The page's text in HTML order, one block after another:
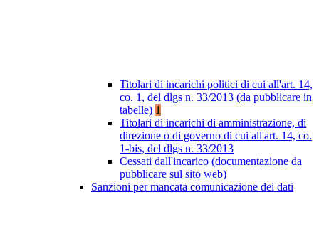
Titolari di incarichi politici di cui all'art. 14,
co. 1, del dlgs n. 33/2013 (da pubblicare in
tabelle) 1
Titolari di incarichi di amministrazione, di
direzione o di governo di cui all'art. 14, co.
1-bis, del dlgs n. 33/2013
Cessati dall'incarico (documentazione da
pubblicare sul sito web)
Sanzioni per mancata comunicazione dei dati